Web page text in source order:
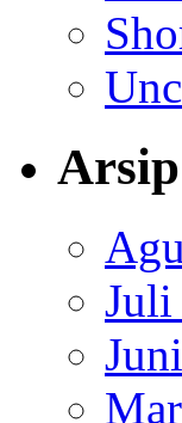
Arsip
Juli